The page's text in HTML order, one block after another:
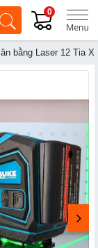
0
bằng Laser 12 Tia